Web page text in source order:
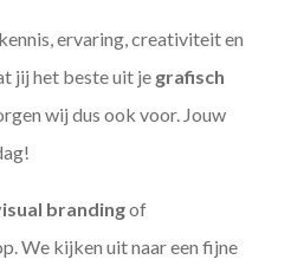
ervaring, creativiteit en
jij het beste uit je grafisch
wij dus ook voor. Jouw
brandingof
We kijken uit naar een fijne